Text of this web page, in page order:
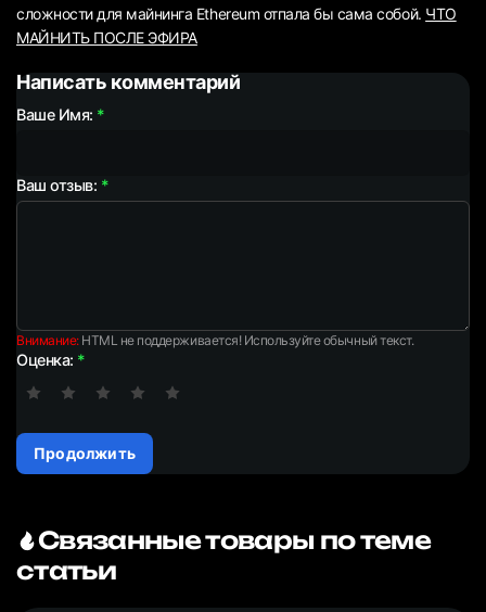
сложности для майнинга Ethereum отпала бы сама собой. ЧТО
МАЙНИТЬ ПОСЛЕ ЭФИРА
Написать комментарий
Ваше Имя:
Ваш отзыв:
Внимание:HTML не поддерживается! Используйте обычный текст.
Оценка:
Продолжить
Связанные товары по теме
статьи